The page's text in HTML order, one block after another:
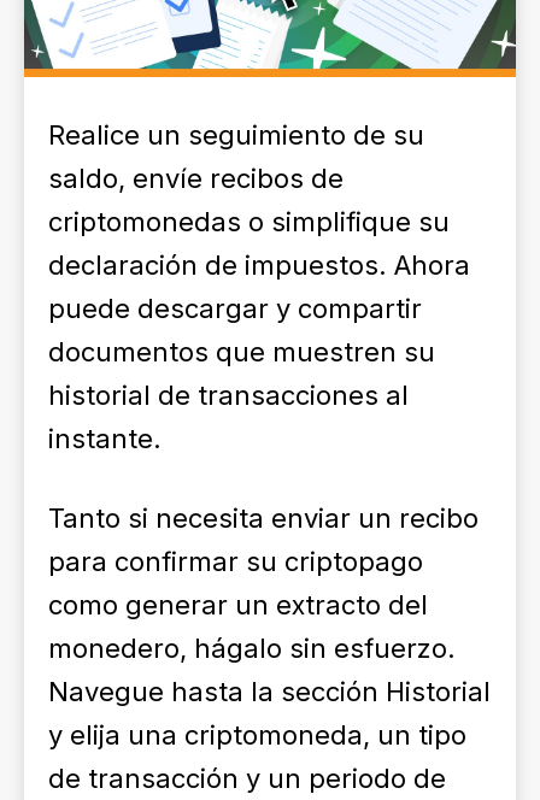
Realice un seguimiento de su
saldo, envíe recibos de
criptomonedas o simplifique su
declaración de impuestos. Ahora
puede descargar y compartir
documentos que muestren su
historial de transacciones al
instante.
Tanto si necesita enviar un recibo
para confirmar su criptopago
como generar un extracto del
monedero, hágalo sin esfuerzo.
Navegue hasta la sección Historial
y elija una criptomoneda, un tipo
de transacción y un periodo de